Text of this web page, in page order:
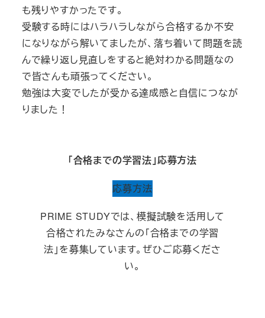
も残りやすかったです。
受験する時にはハラハラしながら合格するか不安
になりながら解いてましたが、落ち着いて問題を読
んで繰り返し見直しをすると絶対わかる問題なの
で皆さんも頑張ってください。
勉強は大変でしたが受かる達成感と自信につなが
りました！
「合格までの学習法」応募方法
応募方法
PRIME STUDYでは、模擬試験を活用して
合格されたみなさんの「合格までの学習
法」を募集しています。ぜひご応募くださ
い。